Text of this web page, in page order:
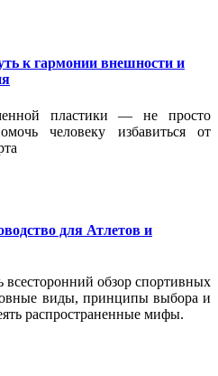
к гармонии внешности и
пластики — не просто
человеку избавиться от
для Атлетов и
всесторонний обзор спортивных
виды, принципы выбора и
распространенные мифы.